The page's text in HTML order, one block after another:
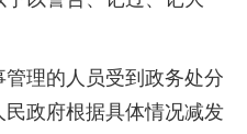
理的人员受到政务处分
政府根据具体情况减发